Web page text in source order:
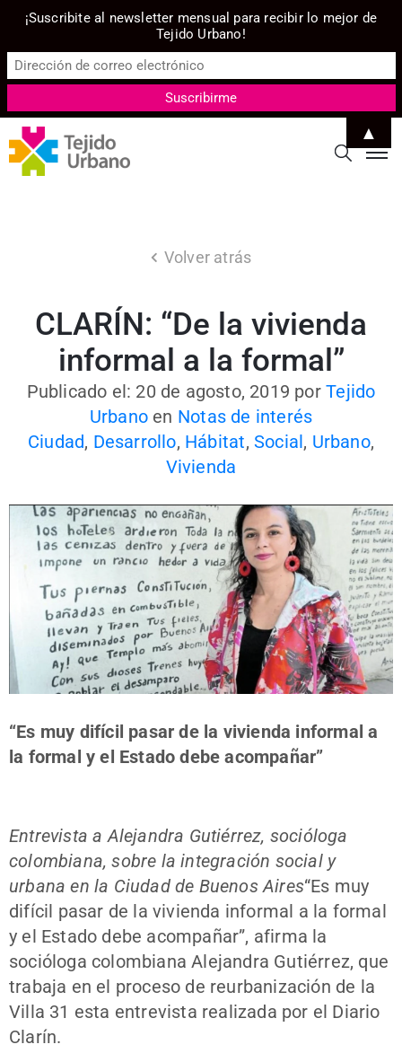
Volver atrás
CLARÍN: “De la vivienda
informal a la formal”
Publicado el: 20 de agosto, 2019 porTejido
Urbano en Notas de interés
Ciudad, Desarrollo, Hábitat, Social, Urbano,
Vivienda
“Es muy difícil pasar de la vivienda informal a
la formal y el Estado debe acompañar”
Entrevista a Alejandra Gutiérrez, socióloga
colombiana, sobre la integración social y
urbana en la Ciudad de Buenos Aires“Es muy
difícil pasar de la vivienda informal a la formal
y el Estado debe acompañar”, afirma la
socióloga colombiana Alejandra Gutiérrez, que
trabaja en el proceso de reurbanización de la
Villa 31 esta entrevista realizada por el Diario
Clarín.
¡Suscribite al newsletter mensual para recibir lo mejor de
Tejido Urbano!
▲